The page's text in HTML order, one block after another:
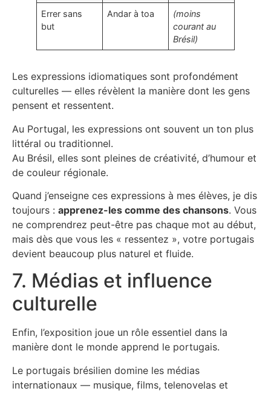
Errer sans
but
Andar à toa
(moins
courant au
Brésil)
Les expressions idiomatiques sont profondément
culturelles — elles révèlent la manière dont les gens
pensent et ressentent.
Au Portugal, les expressions ont souvent un ton plus
littéral ou traditionnel.
Au Brésil, elles sont pleines de créativité, d’humour et
de couleur régionale.
Quand j’enseigne ces expressions à mes élèves, je dis
toujours : apprenez-les comme des chansons. Vous
ne comprendrez peut-être pas chaque mot au début,
mais dès que vous les « ressentez », votre portugais
devient beaucoup plus naturel et fluide.
7. Médias et influence
culturelle
Enfin, l’exposition joue un rôle essentiel dans la
manière dont le monde apprend le portugais.
Le portugais brésilien domine les médias
internationaux — musique, films, telenovelas et